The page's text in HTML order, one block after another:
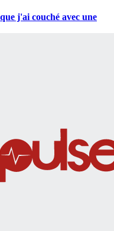
j'ai couché avec une